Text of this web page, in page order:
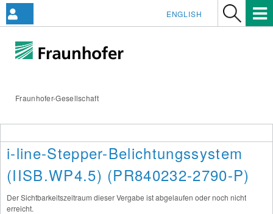
Fraunhofer-Gesellschaft
ENGLISH
i-line-Stepper-Belichtungssystem
(IISB.WP4.5) (PR840232-2790-P)
Der Sichtbarkeitszeitraum dieser Vergabe ist abgelaufen oder noch nicht
erreicht.